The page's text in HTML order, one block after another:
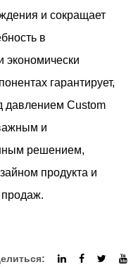
и сокращает
в
экономически
гарантирует,
давлением Custom
и
решением,
продукта и